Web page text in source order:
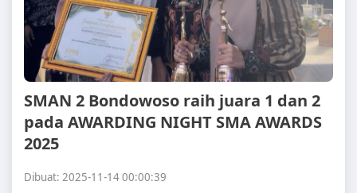
SMAN 2 Bondowoso raih juara 1 dan 2
pada AWARDING NIGHT SMA AWARDS
2025
Dibuat: 2025-11-14 00:00:39